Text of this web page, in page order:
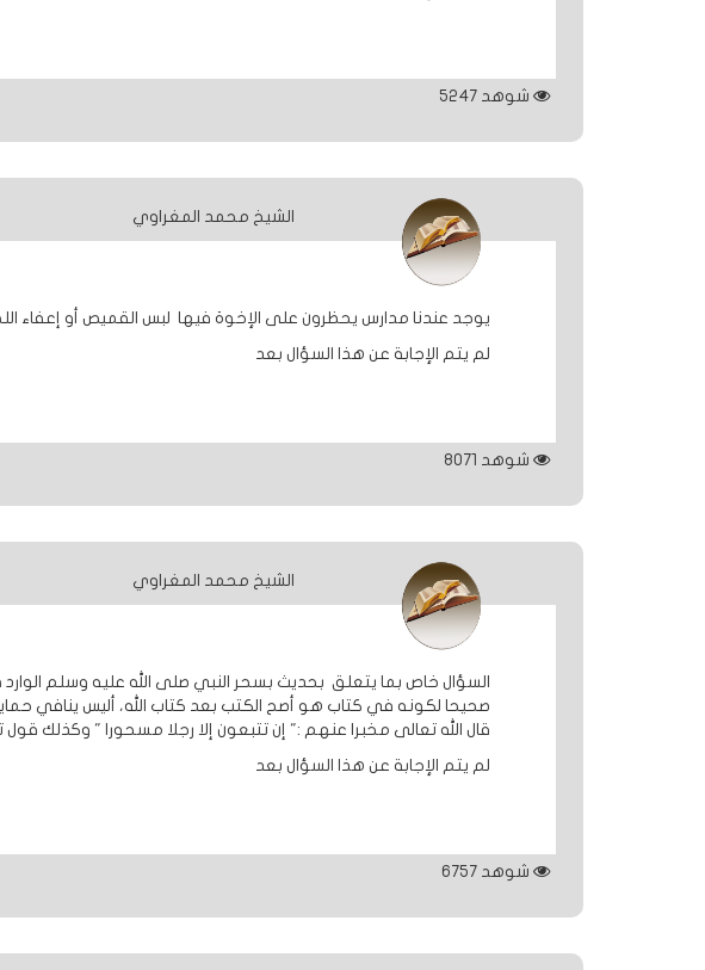
شوهد 5247
الشيخ محمد المغراوي
يوجد عندنا مدارس يحظرون على الإخوة فيها لبس القميص أو إعفاء
لم يتم الإجابة عن هذا السؤال بعد
شوهد 8071
الشيخ محمد المغراوي
السؤال خاص بما يتعلق بحديث بسحر النبي صلى الله عليه وسلم
صحيحا لكونه في كتاب هو أصح الكتب بعد كتاب الله، أليس ينافي
قال الله تعالى مخبرا عنهم :" إن تتبعون إلا رجلا مسحورا " وكذلك
لم يتم الإجابة عن هذا السؤال بعد
شوهد 6757